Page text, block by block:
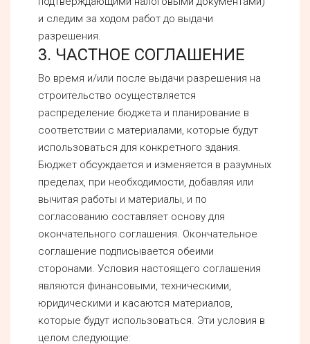
и следим за ходом работ до выдачи
разрешения.
3. ЧАСТНОЕ СОГЛАШЕНИЕ
Во время и/или после выдачи разрешения на
строительство осуществляется
распределение бюджета и планирование в
соответствии с материалами, которые будут
использоваться для конкретного здания.
Бюджет обсуждается и изменяется в разумных
пределах, при необходимости, добавляя или
вычитая работы и материалы, и по
согласованию составляет основу для
окончательного соглашения. Окончательное
соглашение подписывается обеими
сторонами. Условия настоящего соглашения
являются финансовыми, техническими,
юридическими и касаются материалов,
которые будут использоваться. Эти условия в
целом следующие: